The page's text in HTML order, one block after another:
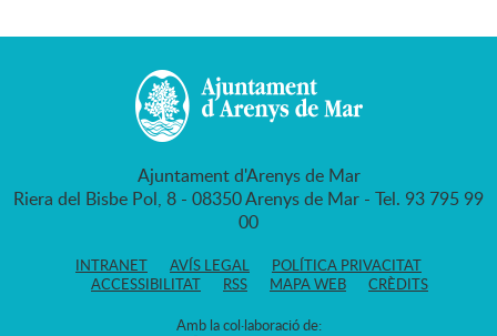
Ajuntament d'Arenys de Mar
Riera del Bisbe Pol, 8 - 08350 Arenys de Mar - Tel. 93 795 99
00
INTRANET AVÍS LEGAL
POLÍTICA PRIVACITAT
ACCESSIBILITAT
RSS MAPA WEB CRÈDITS
Amb la col·laboració de: